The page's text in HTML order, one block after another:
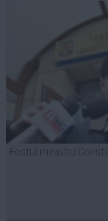
Fostul ministru